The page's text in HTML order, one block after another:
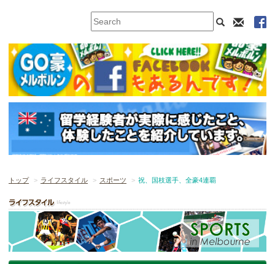
トップ ライフスタイル スポーツ 祝、国枝選手、全豪4連覇